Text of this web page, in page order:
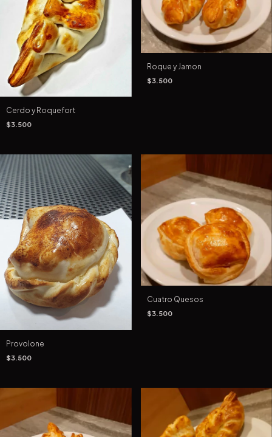
Cerdo y Roquefort
$3.500
Roque y Jamon
$3.500
Provolone
$3.500
Cuatro Quesos
$3.500